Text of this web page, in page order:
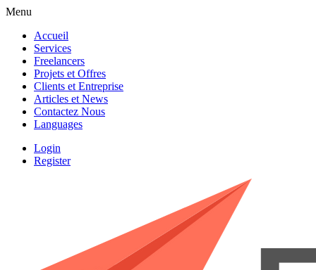
Menu
Accueil
Services
Freelancers
Projets et Offres
Clients et Entreprise
Articles et News
Contactez Nous
Languages
Login
Register